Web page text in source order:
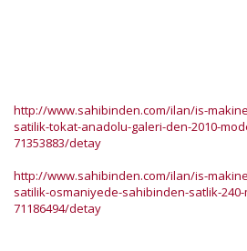
http://www.sahibinden.com/ilan/is-
satilik-tokat-anadolu-galeri-den-2010-
71353883/detay
http://www.sahibinden.com/ilan/is-
satilik-osmaniyede-sahibinden-satlik-
71186494/detay